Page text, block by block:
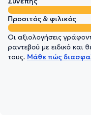
Προσιτός & φιλικός
Οι αξιολογήσεις
ραντεβού με ειδικό και
τους. Μάθε πώς